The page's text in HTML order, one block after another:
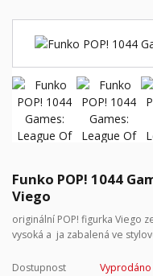
Funko POP! 1044
Viego
originální POP! figurka Viego
vysoká a ja zabalená ve
Dostupnost Vyprodáno